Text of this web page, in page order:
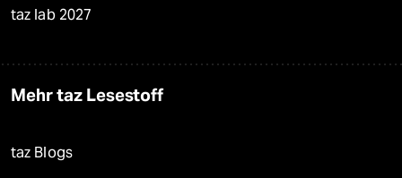
taz lab 2027
Mehr taz Lesestoff
taz Blogs